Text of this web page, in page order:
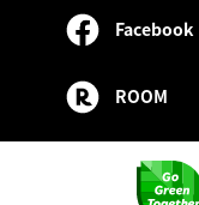
Facebook
ROOM